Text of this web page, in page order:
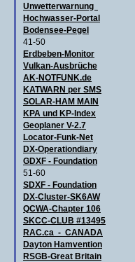
Unwetterwarnung
Hochwasser-Portal
Bodensee-Pegel
41-50
Erdbeben-Monitor
Vulkan-Ausbrüche
AK-NOTFUNK.de
KATWARN per SMS
SOLAR-HAM MAIN
KPA und KP-Index
Geoplaner V-2.7
Locator-Funk-Net
DX-Operationdiary
GDXF - Foundation
51-60
SDXF - Foundation
DX-Cluster-SK6AW
QCWA-Chapter 106
SKCC-CLUB #13495
RAC.ca - CANADA
Dayton Hamvention
RSGB-Great Britain